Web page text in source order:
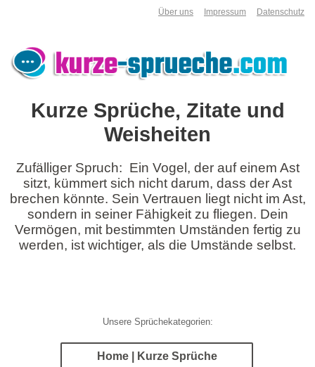
Über uns Impressum Datenschutz
Kurze Sprüche, Zitate und
Weisheiten
Zufälliger Spruch: Ein Vogel, der auf einem Ast
sitzt, kümmert sich nicht darum, dass der Ast
brechen könnte. Sein Vertrauen liegt nicht im Ast,
sondern in seiner Fähigkeit zu fliegen. Dein
Vermögen, mit bestimmten Umständen fertig zu
werden, ist wichtiger, als die Umstände selbst.
Unsere Sprüchekategorien:
Home | Kurze Sprüche